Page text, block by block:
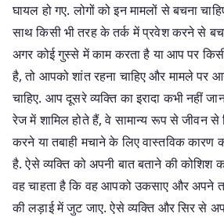
घायल हो गए. लोगों को इन मामलों से बचना
साथ किसी भी तरह के तर्क में प्रवेश करने से
अगर कोई गुस्से में काम करता है या आप पर
है, तो आपको शांत रहना चाहिए और मामले पर
चाहिए. आप दूसरे व्यक्ति का इरादा कभी नहीं
रेज में शामिल होते हैं, वे सामान्य रूप से जीवन
करने या तबाही मचाने के लिए वास्तविक कारण
है. ऐसे व्यक्ति को अपनी बात बताने की कोशिश
वह चाहता है कि वह आपको उकसाए और अपने
की लड़ाई में जुट जाए. ऐसे व्यक्ति और सिर से